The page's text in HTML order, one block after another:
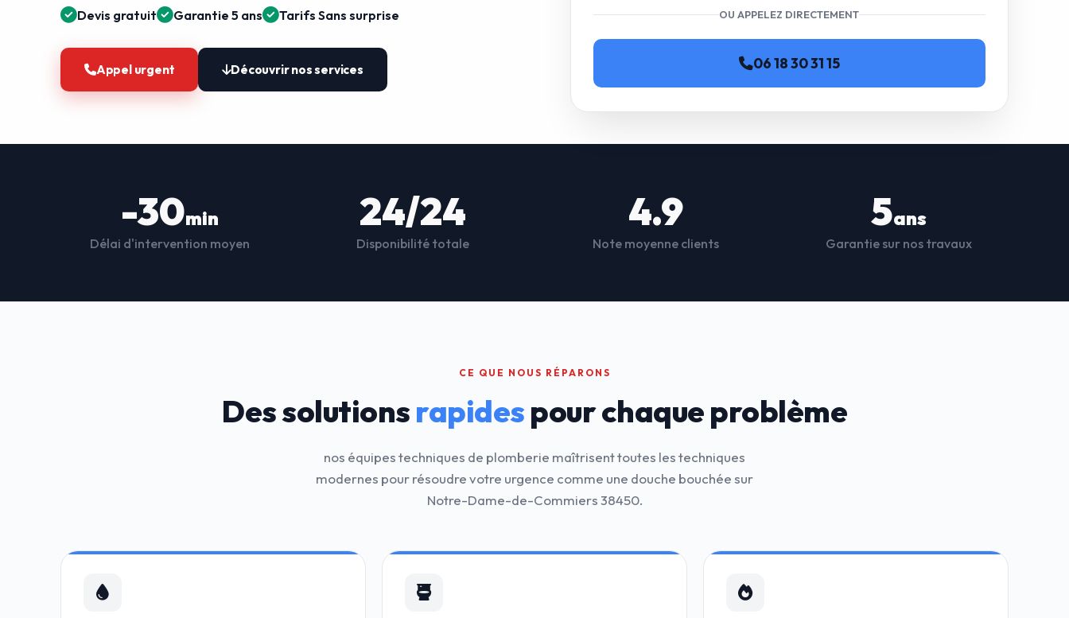
Devis gratuit Garantie 5 ans Tarifs Sans surprise
Appel urgent Découvrir nos services
OU APPELEZ DIRECTEMENT
06 18 30 31 15
-30min
Délai d'intervention moyen
24/24
Disponibilité totale
4.9
Note moyenne clients
5ans
Garantie sur nos travaux
CE QUE NOUS RÉPARONS
Des solutionsrapidespour chaque problème
nos équipes techniques de plomberie maîtrisent toutes les techniques
modernes pour résoudre votre urgence comme une douche bouchée sur
Notre-Dame-de-Commiers 38450.